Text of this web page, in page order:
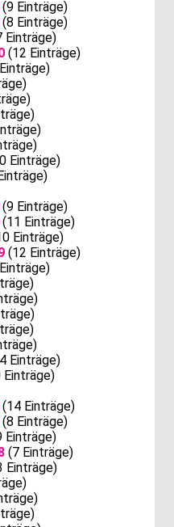
(9 Einträge)
(8 Einträge)
Einträge)
(12 Einträge)
Einträge)
(9 Einträge)
(11 Einträge)
Einträge)
(12 Einträge)
Einträge)
Einträge)
(14 Einträge)
(8 Einträge)
Einträge)
(7 Einträge)
Einträge)